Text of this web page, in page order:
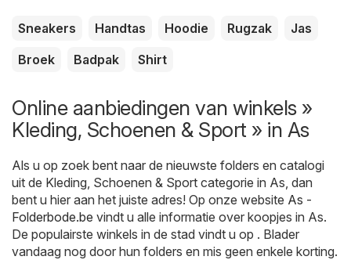
Sneakers Handtas Hoodie Rugzak
Jas
Broek
Badpak Shirt
Online aanbiedingen van winkels »
Kleding, Schoenen & Sport » in As
Als u op zoek bent naar de nieuwste folders en catalogi
uit de Kleding, Schoenen & Sport categorie in As, dan
bent u hier aan het juiste adres! Op onze website As -
Folderbode.be vindt u alle informatie over koopjes in As.
De populairste winkels in de stad vindt u op . Blader
vandaag nog door hun folders en mis geen enkele korting.